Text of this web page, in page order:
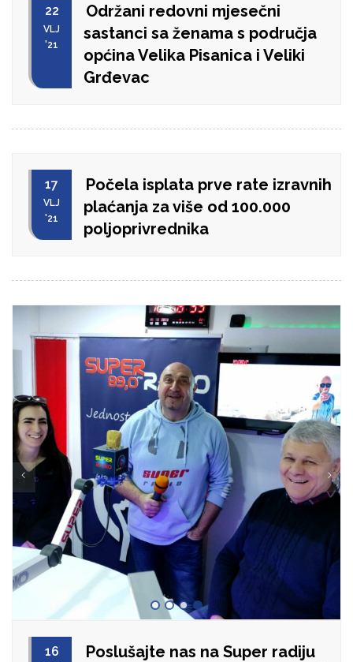
22
VLJ
'21
Održani redovni mjesečni
sastanci sa ženama s područja
općina Velika Pisanica i Veliki
Grđevac
17
VLJ
'21
Počela isplata prve rate izravnih
plaćanja za više od 100.000
poljoprivrednika
16
Poslušajte nas na Super radiju